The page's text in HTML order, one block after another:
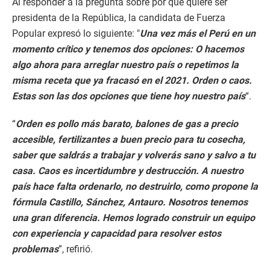
presidenta de la República, la candidata de Fuerza
Popular expresó lo siguiente: "Una vez más el Perú en un
momento crítico y tenemos dos opciones: O hacemos
algo ahora para arreglar nuestro país o repetimos la
misma receta que ya fracasó en el 2021. Orden o caos.
Estas son las dos opciones que tiene hoy nuestro país“.
“Orden es pollo más barato, balones de gas a precio
accesible, fertilizantes a buen precio para tu cosecha,
saber que saldrás a trabajar y volverás sano y salvo a tu
casa. Caos es incertidumbre y destrucción. A nuestro
país hace falta ordenarlo, no destruirlo, como propone la
fórmula Castillo, Sánchez, Antauro. Nosotros tenemos
una gran diferencia. Hemos logrado construir un equipo
con experiencia y capacidad para resolver estos
problemas”, refirió.